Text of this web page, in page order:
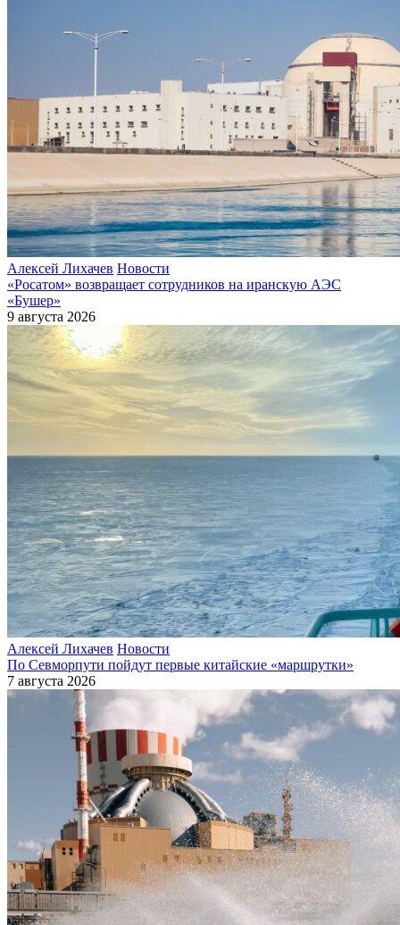
Алексей Лихачев Новости
«Росатом» возвращает сотрудников на иранскую АЭС
«Бушер»
9 августа 2026
Алексей Лихачев Новости
По Севморпути пойдут первые китайские «маршрутки»
7 августа 2026